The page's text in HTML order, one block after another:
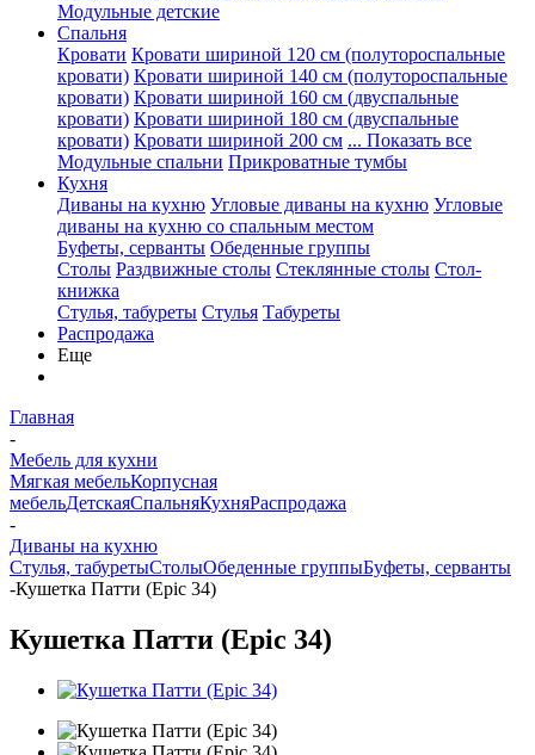
Модульные детские
Спальня
Кровати Кровати шириной 120 см (полутороспальные
кровати) Кровати шириной 140 см (полутороспальные
кровати) Кровати шириной 160 см (двуспальные
кровати) Кровати шириной 180 см (двуспальные
кровати) Кровати шириной 200 см ... Показать все
Модульные спальни Прикроватные тумбы
Кухня
Диваны на кухню Угловые диваны на кухню Угловые
диваны на кухню со спальным местом
Буфеты, серванты Обеденные группы
Столы Раздвижные столы Стеклянные столы Стол-
книжка
Стулья, табуреты Стулья Табуреты
Распродажа
Еще
Главная
-
Мебель для кухни
Мягкая мебельКорпусная
мебельДетскаяСпальняКухняРаспродажа
-
Диваны на кухню
Стулья, табуретыСтолыОбеденные группыБуфеты, серванты
-Кушетка Патти (Epic 34)
Кушетка Патти (Epic 34)